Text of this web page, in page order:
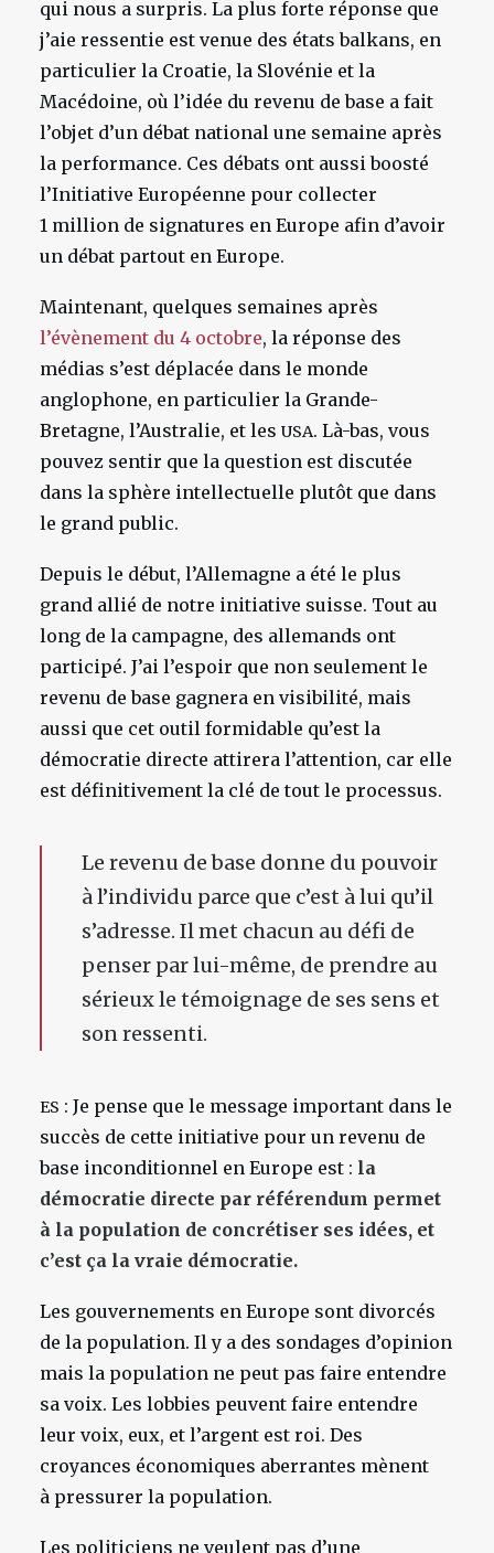
qui nous a surpris. La plus forte réponse que
j’aie ressentie est venue des états balkans, en
particulier la Croatie, la Slovénie et la
Macédoine, où l’idée du revenu de base a fait
l’objet d’un débat national une semaine après
la performance. Ces débats ont aussi boosté
l’Initiative Européenne pour collecter
1 million de signatures en Europe afin d’avoir
un débat partout en Europe.
Maintenant, quelques semaines après
l’évènement du 4 octobre, la réponse des
médias s’est déplacée dans le monde
anglophone, en particulier la Grande-
Bretagne, l’Australie, et les USA. Là-bas, vous
pouvez sentir que la question est discutée
dans la sphère intellectuelle plutôt que dans
le grand public.
Depuis le début, l’Allemagne a été le plus
grand allié de notre initiative suisse. Tout au
long de la campagne, des allemands ont
participé. J’ai l’espoir que non seulement le
revenu de base gagnera en visibilité, mais
aussi que cet outil formidable qu’est la
démocratie directe attirera l’attention, car elle
est définitivement la clé de tout le processus.
Le revenu de base donne du pouvoir
à l’individu parce que c’est à lui qu’il
s’adresse. Il met chacun au défi de
penser par lui-même, de prendre au
sérieux le témoignage de ses sens et
son ressenti.
ES : Je pense que le message important dans le
succès de cette initiative pour un revenu de
base inconditionnel en Europe est : la
démocratie directe par référendum permet
à la population de concrétiser ses idées, et
c’est ça la vraie démocratie.
Les gouvernements en Europe sont divorcés
de la population. Il y a des sondages d’opinion
mais la population ne peut pas faire entendre
sa voix. Les lobbies peuvent faire entendre
leur voix, eux, et l’argent est roi. Des
croyances économiques aberrantes mènent
à pressurer la population.
Les politiciens ne veulent pas d’une